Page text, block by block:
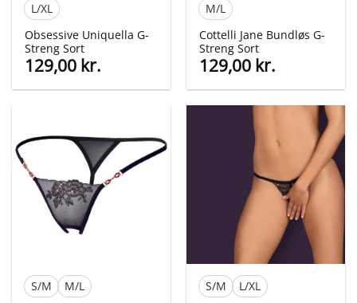
L/XL
Obsessive Uniquella G-
Streng Sort
129,00 kr.
M/L
Cottelli Jane Bundløs G-
Streng Sort
129,00 kr.
S/M
M/L
S/M
L/XL